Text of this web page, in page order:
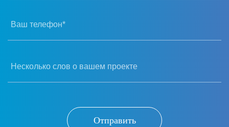
Ваш телефон*
Несколько слов о вашем проекте
Отправить